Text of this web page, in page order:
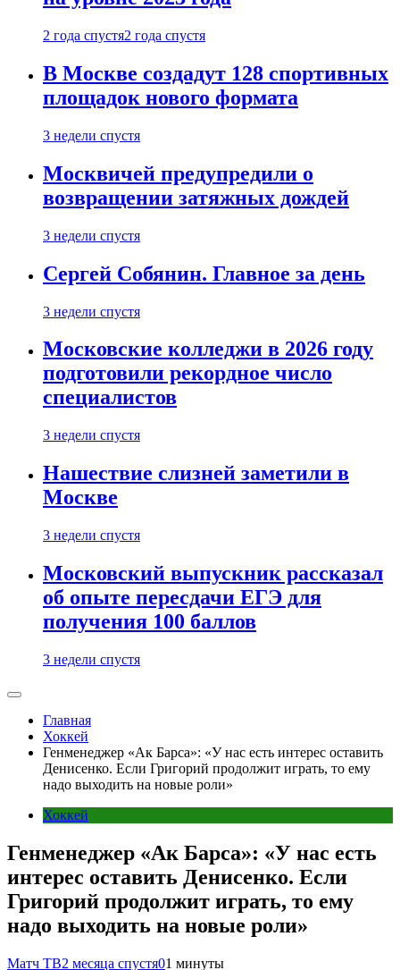
2 года спустя2 года спустя
В Москве создадут 128 спортивных
площадок нового формата
3 недели спустя
Москвичей предупредили о
возвращении затяжных дождей
3 недели спустя
Сергей Собянин. Главное за день
3 недели спустя
Московские колледжи в 2026 году
подготовили рекордное число
специалистов
3 недели спустя
Нашествие слизней заметили в
Москве
3 недели спустя
Московский выпускник рассказал
об опыте пересдачи ЕГЭ для
получения 100 баллов
3 недели спустя
Главная
Хоккей
Генменеджер «Ак Барса»: «У нас есть интерес оставить
Денисенко. Если Григорий продолжит играть, то ему
надо выходить на новые роли»
Хоккей
Генменеджер «Ак Барса»: «У нас есть
интерес оставить Денисенко. Если
Григорий продолжит играть, то ему
надо выходить на новые роли»
Матч ТВ2 месяца спустя01 минуты